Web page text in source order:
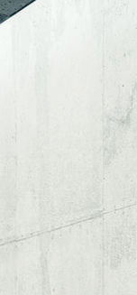
Büro / Praxisreinigung